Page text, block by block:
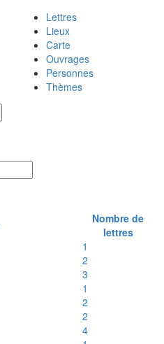
Lettres
Lieux
Carte
Ouvrages
Personnes
Thèmes
Nombre de
lettres
1
2
3
1
2
2
4